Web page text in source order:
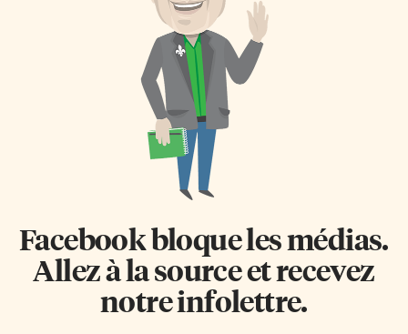
vacances était impossible à
battre. Conclusion: au revoir
touristes, bebye aventuriers,
nous étions devenus des
vacanciers. C’est mon frère qui
a bien ri… Des considérations
dernier n’est pas la première
concernant la téléphonie locale.
Au cours des dernières années,
l’organisme fédéral a imposé
des règles plus sévères à Bell
Canada notamment pour […]
Facebook bloque les médias.
Allez à la source et recevez
notre infolettre.